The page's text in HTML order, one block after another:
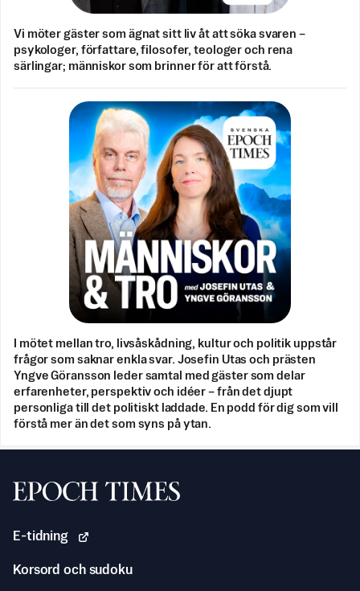
Vi möter gäster som ägnat sitt liv åt att söka svaren –
psykologer, författare, filosofer, teologer och rena
särlingar; människor som brinner för att förstå.
I mötet mellan tro, livsåskådning, kultur och politik uppstår
frågor som saknar enkla svar. Josefin Utas och prästen
Yngve Göransson leder samtal med gäster som delar
erfarenheter, perspektiv och idéer – från det djupt
personliga till det politiskt laddade. En podd för dig som vill
förstå mer än det som syns på ytan.
Svenska Epoch Times
E-tidning
Korsord och sudoku